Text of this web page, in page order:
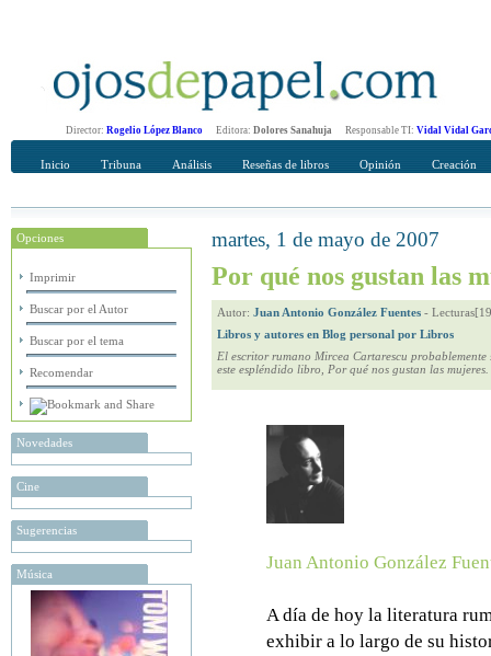
Director: Rogelio López Blanco Editora: Dolores Sanahuja Responsable TI: Vidal Vidal
Inicio Tribuna Análisis Reseñas de libros Opinión Creación
Opciones
Imprimir
Buscar por el Autor
Buscar por el tema
Recomendar
Novedades
Cine
Sugerencias
Música
Recomendar
martes, 1 de mayo de 2007
Por qué nos gustan las
Autor: Juan Antonio González Fuentes -
Libros y autores en Blog personal por Libros
El escritor rumano Mircea Cartarescu
este espléndido libro, Por qué nos gustan las mujeres.
Juan Antonio González
A día de hoy la literatura
exhibir a lo largo de su